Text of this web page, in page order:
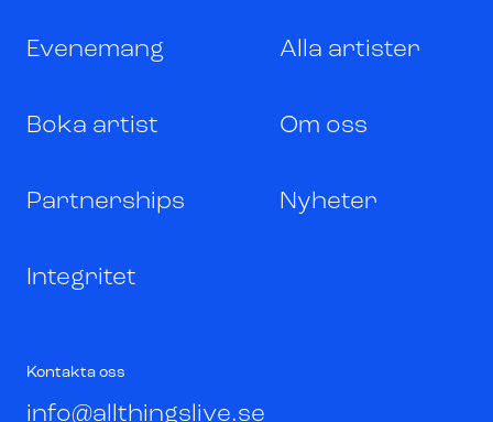
Evenemang Alla artister
Boka artist Om oss
Partnerships Nyheter
Integritet
Kontakta oss
info@allthingslive.se